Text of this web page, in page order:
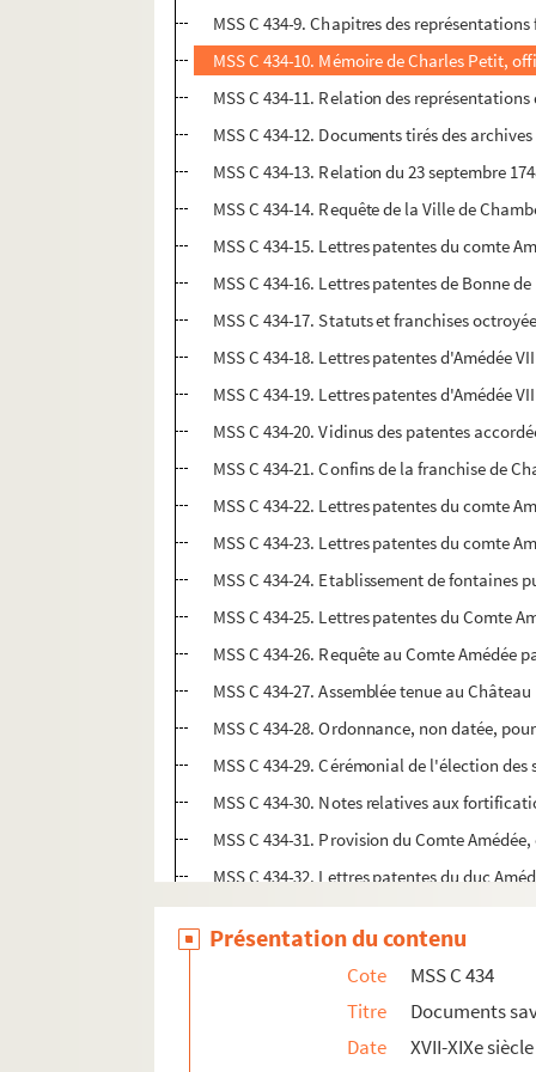
MSS C 434-9. Chapitres des
MSS C 434-10. Mémoire de Charles Petit,
MSS C 434-11. Relation des
MSS C 434-12. Documents tirés des
MSS C 434-13. Relation du 23 septembre
MSS C 434-14. Requête de la Ville de
MSS C 434-15. Lettres patentes du comte
MSS C 434-16. Lettres patentes de Bonne
MSS C 434-17. Statuts et franchises
MSS C 434-18. Lettres patentes d'Amédée
MSS C 434-19. Lettres patentes d'Amédée
MSS C 434-20. Vidinus des patentes
MSS C 434-21. Confins de la franchise de
MSS C 434-22. Lettres patentes du comte
MSS C 434-23. Lettres patentes du comte
MSS C 434-24. Etablissement de fontaines
MSS C 434-25. Lettres patentes du Comte
MSS C 434-26. Requête au Comte
MSS C 434-27. Assemblée tenue au
MSS C 434-28. Ordonnance, non datée,
MSS C 434-29. Cérémonial de l'élection des
MSS C 434-30. Notes relatives aux
MSS C 434-31. Provision du Comte
MSS C 434-32. Lettres patentes du duc
MSS C 434-33. Notes pour servir à
MSS C 434-34. Comptes rendus par les
MSS C 434-35. Table indicative des
MSS C 434-36. "Cottisation que fut faite
MSS C 434-37. Considérations jetées sur
Présentation du contenu
Cote
MSS C 434
Titre
Documents
Date
XVII-XIXe siècle